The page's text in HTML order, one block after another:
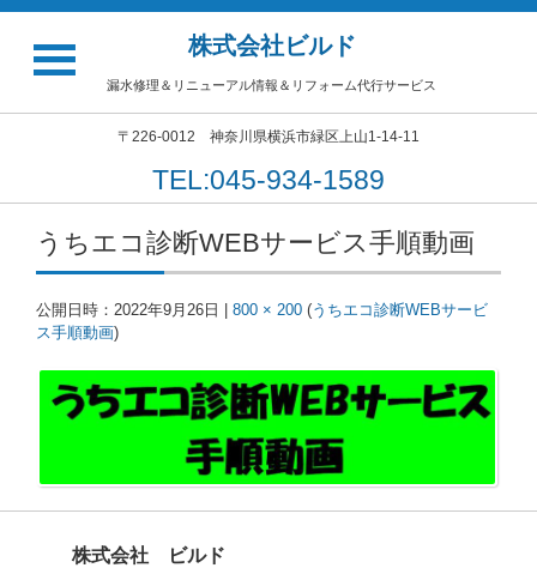
株式会社ビルド
漏水修理＆リニューアル情報＆リフォーム代行サービス
〒226-0012 神奈川県横浜市緑区上山1-14-11
TEL:045-934-1589
うちエコ診断WEBサービス手順動画
公開日時： 2022年9月26日 800 × 200 (うちエコ診断WEBサービ
ス手順動画)
株式会社 ビルド